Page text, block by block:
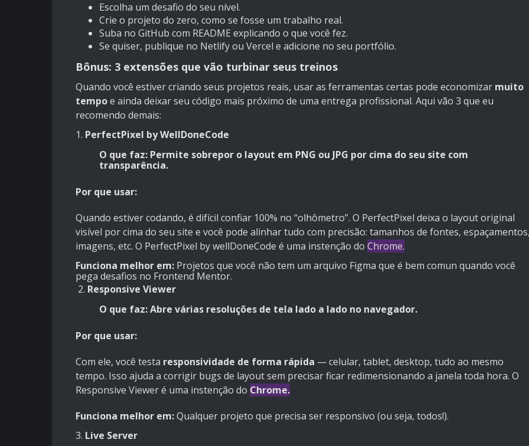
Escolha um desafio do seu nível.
Crie o projeto do zero, como se fosse um trabalho real.
Suba no GitHub com README explicando o que você fez.
Se quiser, publique no Netlify ou Vercel e adicione no seu portfólio.
Bônus: 3 extensões que vão turbinar seus treinos
Quando você estiver criando seus projetos reais, usar as ferramentas certas pode economizar muito
tempoe ainda deixar seu código mais próximo de uma entrega profissional. Aqui vão 3 que eu
recomendo demais:
1. PerfectPixel by WellDoneCode
O que faz: Permite sobrepor o layout em PNG ou JPG por cima do seu site com
transparência.
Por que usar:
Quando estiver codando, é difícil confiar 100% no “olhômetro”. O PerfectPixel deixa o layout original
visível por cima do seu site e você pode alinhar tudo com precisão: tamanhos de fontes,
imagens, etc. O PerfectPixel by wellDoneCode é uma instenção do Chrome.
Funciona melhor em: Projetos que você não tem um arquivo Figma que é bem comun quando você
pega desafios no Frontend Mentor.
2. Responsive Viewer
O que faz:Abre várias resoluções de tela lado a lado no navegador.
Por que usar:
Com ele, você testa responsividade de forma rápida — celular, tablet, desktop, tudo ao mesmo
tempo. Isso ajuda a corrigir bugs de layout sem precisar ficar redimensionando a janela toda hora. O
Responsive Viewer é uma instenção do Chrome.
Funciona melhor em:Qualquer projeto que precisa ser responsivo (ou seja, todos!).
3. Live Server